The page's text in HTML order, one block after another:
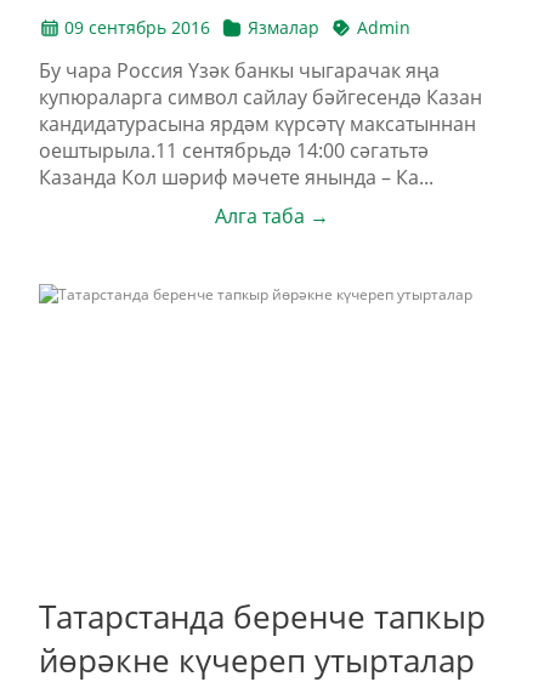
09 сентябрь 2016 Язмалар Admin
Бу чара Россия Үзәк банкы чыгарачак яңа
купюраларга символ сайлау бәйгесендә Казан
кандидатурасына ярдәм күрсәтү максатыннан
оештырыла.11 сентябрьдә 14:00 сәгатьтә
Казанда Кол шәриф мәчете янында – Ка...
Алга таба →
Татарстанда беренче тапкыр
йөрәкне күчереп утырталар